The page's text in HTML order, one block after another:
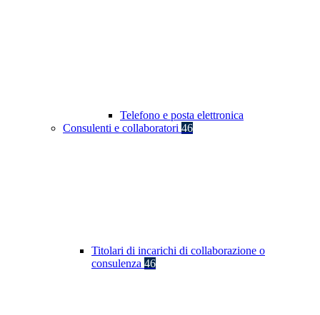
Telefono e posta elettronica
Consulenti e collaboratori 46
Titolari di incarichi di collaborazione o
consulenza 46